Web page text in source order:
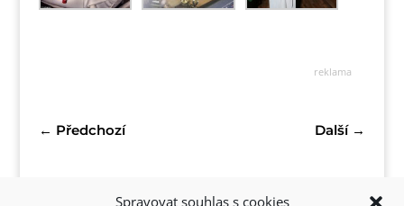
Spravovat souhlas s cookies
reklama
← Předchozí Další→